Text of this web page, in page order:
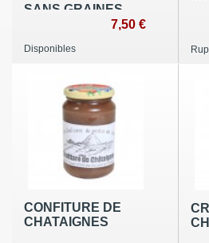
SANS GRAINES
7,50 €
Disponibles
CONFITURE DE
CHATAIGNES